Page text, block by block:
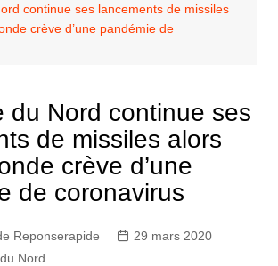
continue ses lancements de missiles
crève d’une pandémie de
du Nord continue ses
de missiles alors
crève d’une
de coronavirus
Reponserapide
29 mars 2020
Nord